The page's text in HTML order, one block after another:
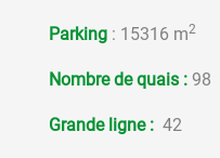
Parking : 15316 m2
Nombre de quais : 98
Grande ligne : 42